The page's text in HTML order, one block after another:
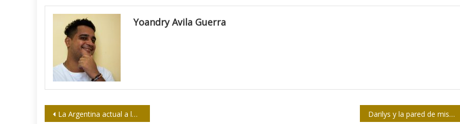
Yoandry Avila Guerra
Navegación
La Argentina actual a la luz de un episodio del Chile de 1970 Darilys y la pared de mis palabras